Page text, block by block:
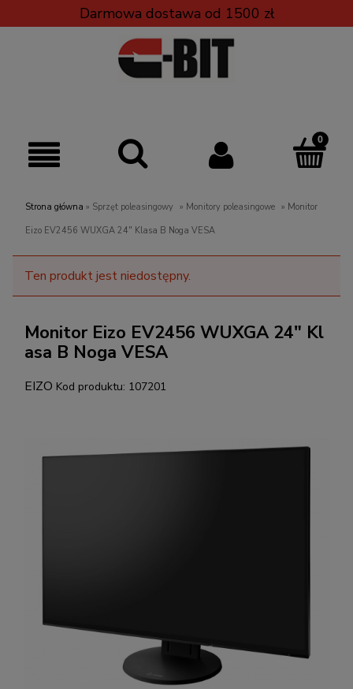
Darmowa dostawa od 1500 zł
Strona główna » Sprzęt poleasingowy » Monitory poleasingowe » Monitor
Eizo EV2456 WUXGA 24" Klasa B Noga VESA
Ten produkt jest niedostępny.
Monitor Eizo EV2456 WUXGA 24" Kl
asa B Noga VESA
EIZO Kod produktu: 107201